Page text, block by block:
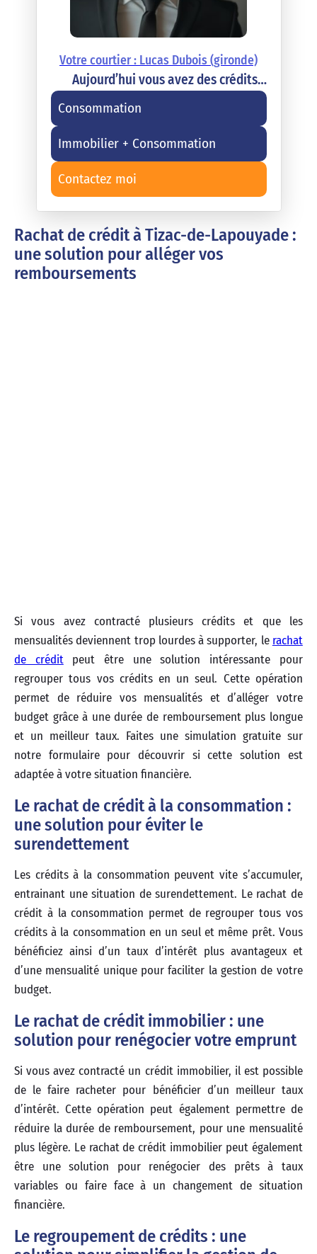
Votre courtier : Lucas Dubois (gironde)
Aujourd’hui vous avez des crédits…
Consommation
Immobilier + Consommation
Contactez moi
Rachat de crédit à Tizac-de-Lapouyade :
une solution pour alléger vos
remboursements
Si vous avez contracté plusieurs crédits et que les
mensualités deviennent trop lourdes à supporter, le rachat
de créditpeut être une solution intéressante pour
regrouper tous vos crédits en un seul. Cette opération
permet de réduire vos mensualités et d’alléger votre
budget grâce à une durée de remboursement plus longue
et un meilleur taux. Faites une simulation gratuite sur
notre formulaire pour découvrir si cette solution est
adaptée à votre situation financière.
Le rachat de crédit à la consommation :
une solution pour éviter le
surendettement
Les crédits à la consommation peuvent vite s’accumuler,
entrainant une situation de surendettement. Le rachat de
crédit à la consommation permet de regrouper tous vos
crédits à la consommation en un seul et même prêt. Vous
bénéficiez ainsi d’un taux d’intérêt plus avantageux et
d’une mensualité unique pour faciliter la gestion de votre
budget.
Le rachat de crédit immobilier : une
solution pour renégocier votre emprunt
Si vous avez contracté un crédit immobilier, il est possible
de le faire racheter pour bénéficier d’un meilleur taux
d’intérêt. Cette opération peut également permettre de
réduire la durée de remboursement, pour une mensualité
plus légère. Le rachat de crédit immobilier peut également
être une solution pour renégocier des prêts à taux
variables ou faire face à un changement de situation
financière.
Le regroupement de crédits : une